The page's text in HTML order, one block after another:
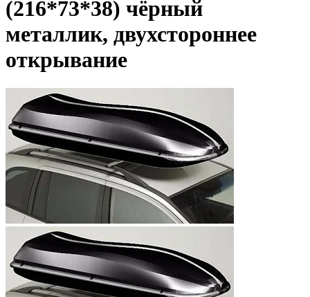
(216*73*38) чёрный
металлик, двухстороннее
открывание